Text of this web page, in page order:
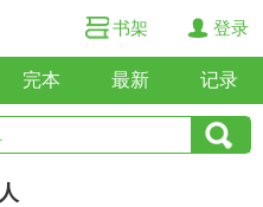
书架 登录
完本 最新 记录